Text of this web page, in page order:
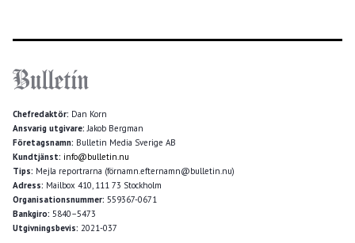
Chefredaktör: Dan Korn
Ansvarig utgivare: Jakob Bergman
Företagsnamn: Bulletin Media Sverige AB
Kundtjänst: info@bulletin.nu
Tips: Mejla reportrarna (förnamn.efternamn@bulletin.nu)
Adress: Mailbox 410, 111 73 Stockholm
Organisationsnummer: 559367-0671
Bankgiro: 5840–5473
Utgivningsbevis: 2021-037